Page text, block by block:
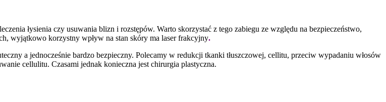
łysienia czy usuwania blizn i rozstępów. Warto skorzystać z tego zabiegu ze względu na bezpieczeństwo,
wyjątkowo korzystny wpływ na stan skóry ma laser frakcyjny.
a jednocześnie bardzo bezpieczny. Polecamy w redukcji tkanki tłuszczowej, cellitu, przeciw wypadaniu włosów
cellulitu. Czasami jednak konieczna jest chirurgia plastyczna.